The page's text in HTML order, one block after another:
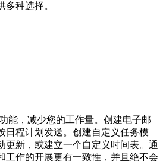
种选择。
能，减少您的工作量。创建电子邮
日程计划发送。创建自定义任务模
更新，或建立一个自定义时间表。通
工作的开展更有一致性，并且绝不会